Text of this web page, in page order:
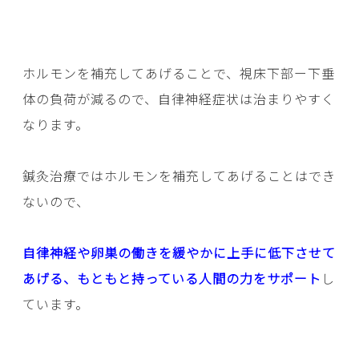
ホルモンを補充してあげることで、視床下部ー下垂
体の負荷が減るので、自律神経症状は治まりやすく
なります。
鍼灸治療ではホルモンを補充してあげることはでき
ないので、
自律神経や卵巣の働きを緩やかに上手に低下させて
あげる、もともと持っている人間の力をサポート し
ています。